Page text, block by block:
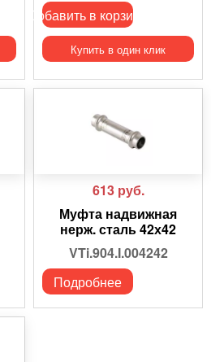
Добавить в корзину
Купить в один клик
613 руб.
Муфта надвижная
нерж. сталь 42х42
VTi.904.I.004242
Подробнее